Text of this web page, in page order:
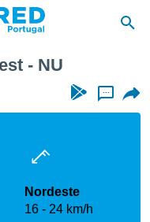
- NU
...
Nordeste
16
24 km/h